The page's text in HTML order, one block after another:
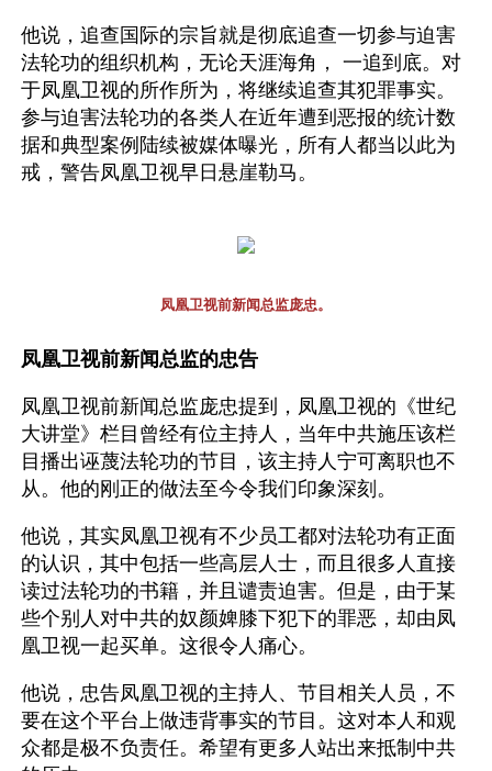
他说，追查国际的宗旨就是彻底追查一切参与迫害
法轮功的组织机构，无论天涯海角， 一追到底。对
于凤凰卫视的所作所为，将继续追查其犯罪事实。
参与迫害法轮功的各类人在近年遭到恶报的统计数
据和典型案例陆续被媒体曝光，所有人都当以此为
戒，警告凤凰卫视早日悬崖勒马。
凤凰卫视前新闻总监庞忠。
凤凰卫视前新闻总监的忠告
凤凰卫视前新闻总监庞忠提到，凤凰卫视的《世纪
大讲堂》栏目曾经有位主持人，当年中共施压该栏
目播出诬蔑法轮功的节目，该主持人宁可离职也不
从。他的刚正的做法至今令我们印象深刻。
他说，其实凤凰卫视有不少员工都对法轮功有正面
的认识，其中包括一些高层人士，而且很多人直接
读过法轮功的书籍，并且谴责迫害。但是，由于某
些个别人对中共的奴颜婢膝下犯下的罪恶，却由凤
凰卫视一起买单。这很令人痛心。
他说，忠告凤凰卫视的主持人、节目相关人员，不
要在这个平台上做违背事实的节目。这对本人和观
众都是极不负责任。希望有更多人站出来抵制中共